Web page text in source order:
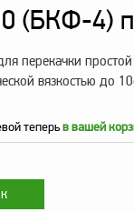
(БКФ-4)
перекачки
вязкостью до
теперьв вашей